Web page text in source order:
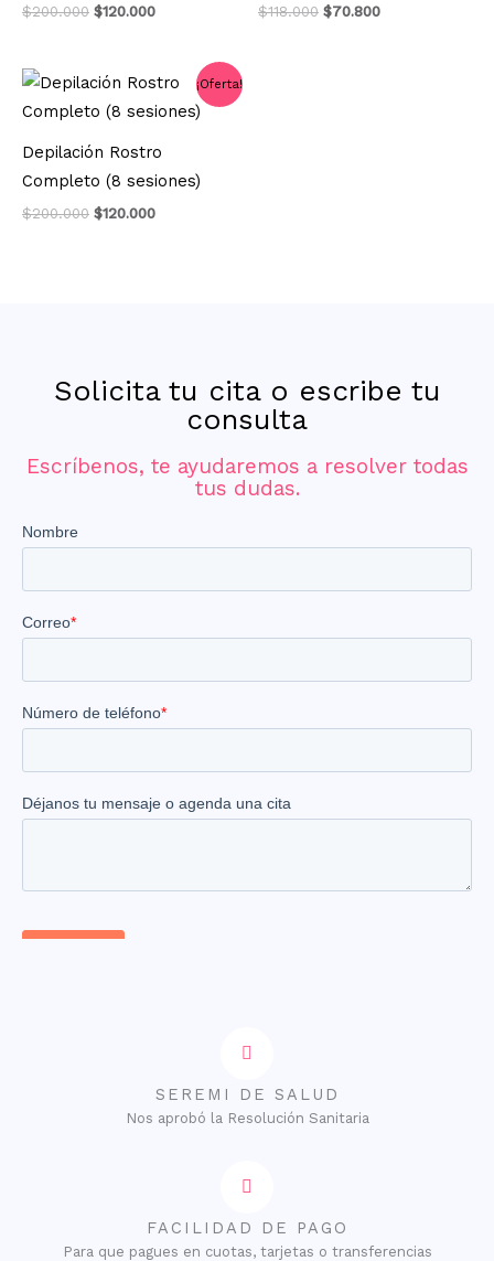
$200.000 $120.000 $118.000 $70.800
¡Oferta!
Depilación Rostro
Completo (8 sesiones)
$200.000
El
original
$200.000.
$120.000
El
precio
actual
$120.000.
Solicita tu cita o escribe tu
consulta
Escríbenos, te ayudaremos a resolver todas
tus dudas.
SEREMI DE SALUD
Nos aprobó la Resolución Sanitaria
FACILIDAD DE PAGO
Para que pagues en cuotas, tarjetas o transferencias